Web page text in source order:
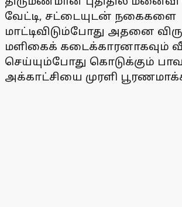
வேட்டி, சட்டையுடன் நகைகளை
மாட்டிவிடும்போது அதனை
மளிகைக் கடைக்காரனாகவும்
செய்யும்போது கொடுக்கும்
அக்காட்சியை முரளி